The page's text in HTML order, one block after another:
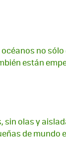
no
están
sin olas y
de mundo